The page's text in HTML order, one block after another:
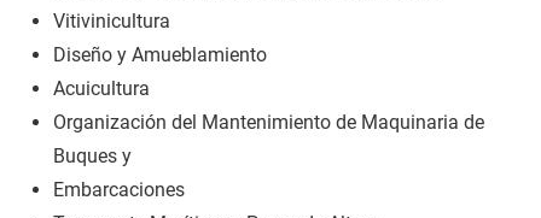
Vitivinicultura
Diseño y Amueblamiento
Acuicultura
Organización del Mantenimiento de Maquinaria de
Buques y
Embarcaciones